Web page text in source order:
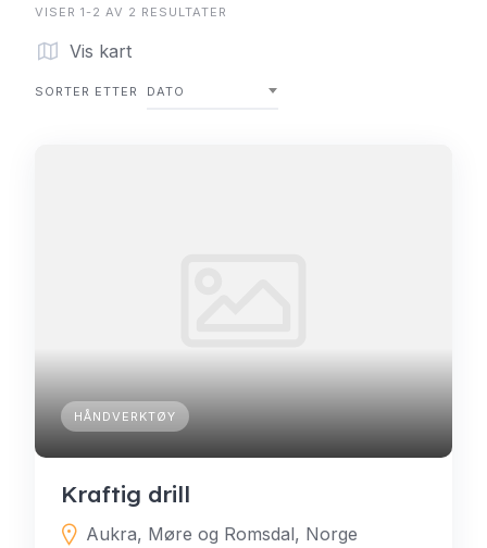
VISER 1-2 AV 2 RESULTATER
Vis kart
SORTER ETTER DATO
HÅNDVERKTØY
Kraftig drill
Aukra, Møre og Romsdal, Norge